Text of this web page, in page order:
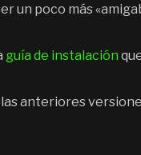
un poco más
guía de instalación
anteriores